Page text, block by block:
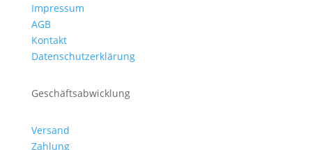
Impressum
AGB
Kontakt
Datenschutzerklärung
Geschäftsabwicklung
Versand
Zahlung